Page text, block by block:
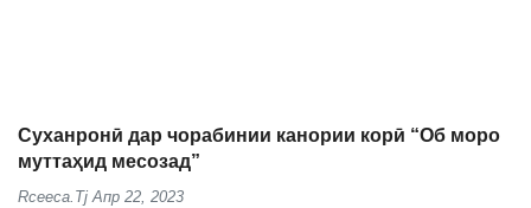
Суханронӣ дар чорабинии канории корӣ “Об моро
муттаҳид месозад”
Rceeca.tj Апр 22, 2023